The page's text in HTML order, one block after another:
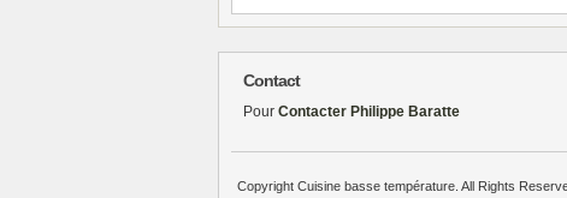
Contact
Pour Contacter Philippe Baratte
Copyright Cuisine basse température. All Rights